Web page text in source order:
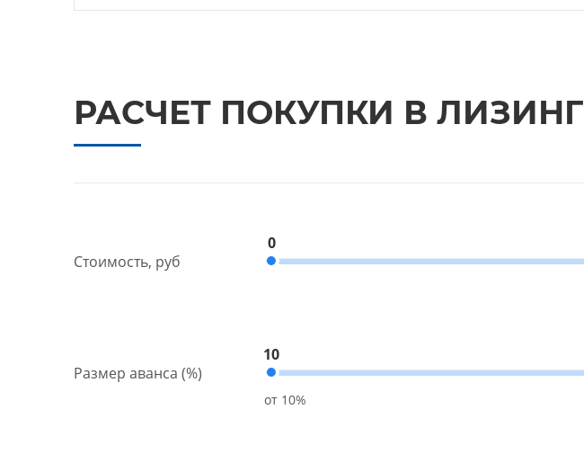
РАСЧЕТ ПОКУПКИ В ЛИЗИНГ
Стоимость, руб
0
Размер аванса (%)
10